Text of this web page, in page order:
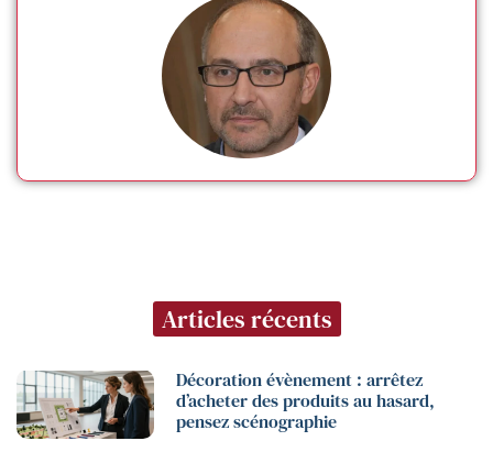
Articles récents
Décoration évènement : arrêtez
d’acheter des produits au hasard,
pensez scénographie